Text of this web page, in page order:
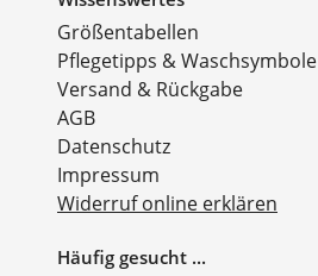
Größentabellen
Pflegetipps & Waschsymbole
Versand & Rückgabe
AGB
Datenschutz
Impressum
Widerruf online erklären
Häufig gesucht ...